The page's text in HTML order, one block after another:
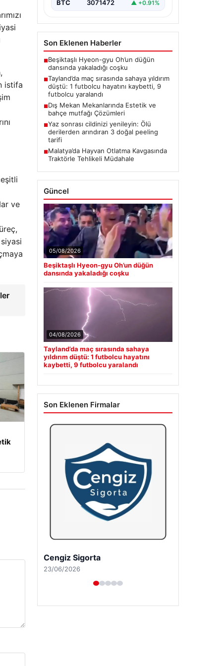
istifa
ve
BTC 3071472 ▲ +0.91%
Son Eklenen Haberler
■Beşiktaşlı Hyeon-gyu Oh’un düğün
dansında yakaladığı coşku
■Tayland’da maç sırasında sahaya yıldırım
düştü: 1 futbolcu hayatını kaybetti, 9
futbolcu yaralandı
■Dış Mekan Mekanlarında Estetik ve
bahçe mutfağı Çözümleri
■Yaz sonrası cildinizi yenileyin: Ölü
derilerden arındıran 3 doğal peeling
tarifi
■Malatya’da Hayvan Otlatma Kavgasında
Traktörle Tehlikeli Müdahale
Güncel
05/08/2026
Beşiktaşlı Hyeon-gyu Oh’un düğün
dansında yakaladığı coşku
04/08/2026
Tayland’da maç sırasında sahaya
yıldırım düştü: 1 futbolcu hayatını
kaybetti, 9 futbolcu yaralandı
Son Eklenen Firmalar
Hastaş Beton
26/05/2026